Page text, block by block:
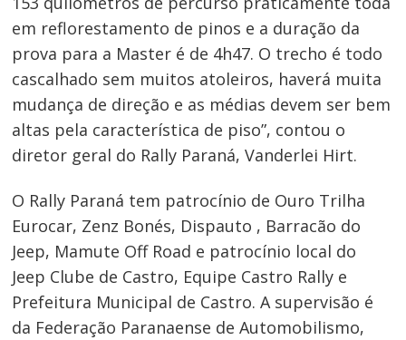
em reflorestamento de pinos e a duração da
prova para a Master é de 4h47. O trecho é todo
cascalhado sem muitos atoleiros, haverá muita
mudança de direção e as médias devem ser bem
altas pela característica de piso”, contou o
diretor geral do Rally Paraná, Vanderlei Hirt.
O Rally Paraná tem patrocínio de Ouro Trilha
Eurocar, Zenz Bonés, Dispauto , Barracão do
Jeep, Mamute Off Road e patrocínio local do
Jeep Clube de Castro, Equipe Castro Rally e
Prefeitura Municipal de Castro. A supervisão é
da Federação Paranaense de Automobilismo,
Navegação
de
Post